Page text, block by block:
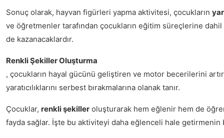
Sonuç olarak, hayvan figürleri yapma aktivitesi, çocukların
ve öğretmenler tarafından çocukların eğitim süreçlerine
de kazanacaklardır.
Renkli Şekiller Oluşturma
, çocukların hayal gücünü geliştiren ve motor becerilerini
yaratıcılıklarını serbest bırakmalarına olanak tanır.
Çocuklar, renkli şekiller oluşturarak hem eğlenir hem de
fayda sağlar. İşte bu aktiviteyi daha eğlenceli hale getirmenin